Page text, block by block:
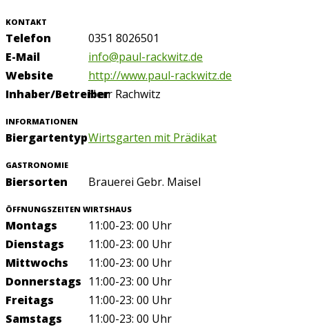
KONTAKT
Telefon
0351 8026501
E-Mail
info@paul-rackwitz.de
Website
http://www.paul-rackwitz.de
Inhaber/BetreiberHerr Rachwitz
INFORMATIONEN
BiergartentypWirtsgarten mit Prädikat
GASTRONOMIE
Biersorten Brauerei Gebr. Maisel
ÖFFNUNGSZEITEN WIRTSHAUS
Montags
11:00-23: 00 Uhr
Dienstags
11:00-23: 00 Uhr
Mittwochs
11:00-23: 00 Uhr
Donnerstags 11:00-23: 00 Uhr
Freitags
11:00-23: 00 Uhr
Samstags
11:00-23: 00 Uhr